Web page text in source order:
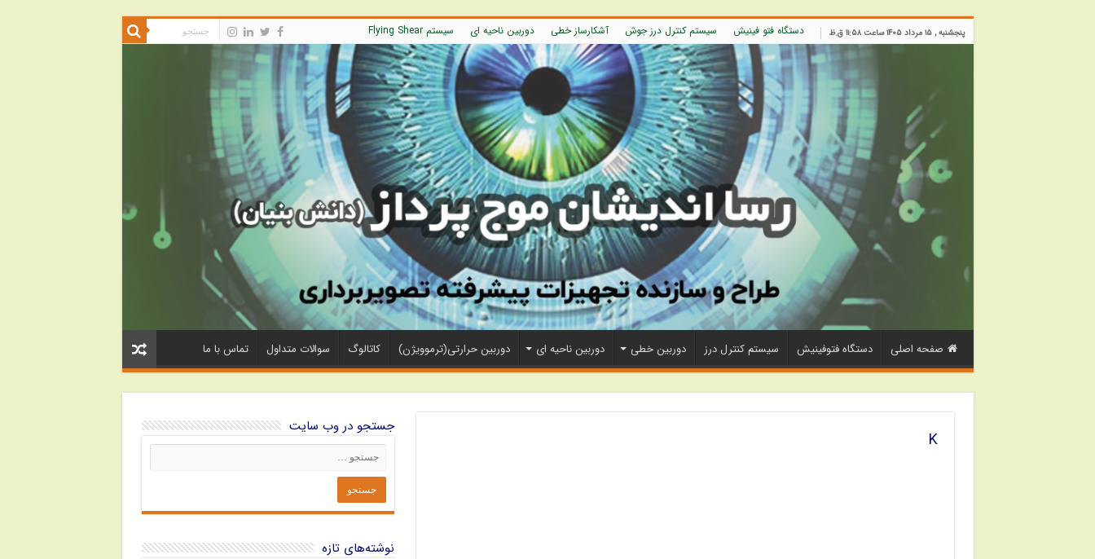
پنجشنبه , ۱۵ مرداد ۱۴۰۵ ساعت ۱۱:۵۸ ق.ظ دستگاه فتو فینیش سیستم کنترل درز جوش آشکارساز خطی دوربین ناحیه ای سیستم Flying Shear
صفحه اصلی دستگاه فتوفینیش سیستم کنترل درز دوربین خطی دوربین ناحیه ای دوربین حرارتی(ترموویژن) کاتالوگ سوالات متداول تماس با ما
K
جستجو در وب سایت
نوشته‌های تازه